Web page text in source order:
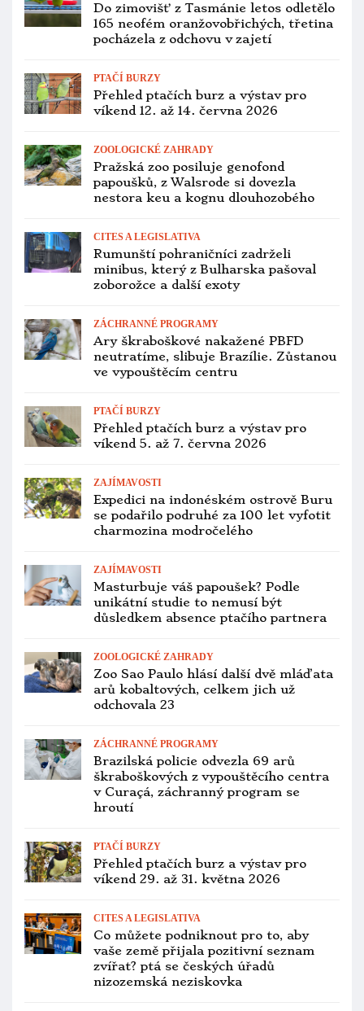
Do zimovišť z Tasmánie letos odletělo
165 neofém oranžovobřichých, třetina
pocházela z odchovu v zajetí
PTAČÍ BURZY
Přehled ptačích burz a výstav pro
víkend 12. až 14. června 2026
ZOOLOGICKÉ ZAHRADY
Pražská zoo posiluje genofond
papoušků, z Walsrode si dovezla
nestora keu a kognu dlouhozobého
CITES A LEGISLATIVA
Rumunští pohraničníci zadrželi
minibus, který z Bulharska pašoval
zoborožce a další exoty
ZÁCHRANNÉ PROGRAMY
Ary škraboškové nakažené PBFD
neutratíme, slibuje Brazílie. Zůstanou
ve vypouštěcím centru
PTAČÍ BURZY
Přehled ptačích burz a výstav pro
víkend 5. až 7. června 2026
ZAJÍMAVOSTI
Expedici na indonéském ostrově Buru
se podařilo podruhé za 100 let vyfotit
charmozina modročelého
ZAJÍMAVOSTI
Masturbuje váš papoušek? Podle
unikátní studie to nemusí být
důsledkem absence ptačího partnera
ZOOLOGICKÉ ZAHRADY
Zoo Sao Paulo hlásí další dvě mláďata
arů kobaltových, celkem jich už
odchovala 23
ZÁCHRANNÉ PROGRAMY
Brazilská policie odvezla 69 arů
škraboškových z vypouštěcího centra
v Curaçá, záchranný program se
hroutí
PTAČÍ BURZY
Přehled ptačích burz a výstav pro
víkend 29. až 31. května 2026
CITES A LEGISLATIVA
Co můžete podniknout pro to, aby
vaše země přijala pozitivní seznam
zvířat? ptá se českých úřadů
nizozemská neziskovka